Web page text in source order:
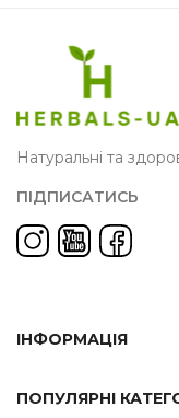
Натуральні та
ПІДПИСАТИСЬ
ІНФОРМАЦІЯ
ПОПУЛЯРНІ